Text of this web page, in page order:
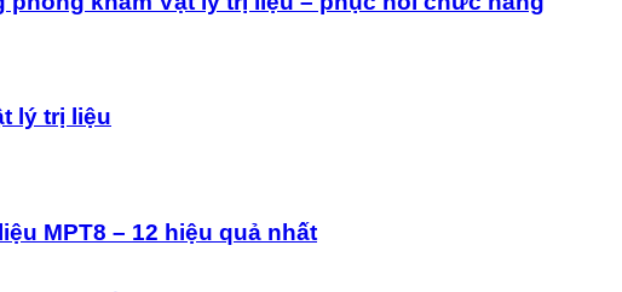
lý trị liệu
MPT8 – 12 hiệu quả nhất